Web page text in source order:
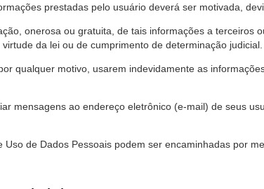
prestadas pelo usuário deverá ser motivada,
onerosa ou gratuita, de tais informações a terceiros
da lei ou de cumprimento de determinação judicial.
qualquer motivo, usarem indevidamente as
mensagens ao endereço eletrônico (e-mail) de seus
de Dados Pessoais podem ser encaminhadas por